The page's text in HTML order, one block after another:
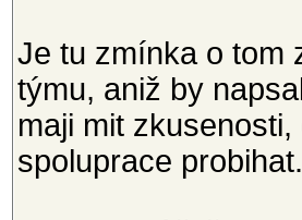
Je tu zmínka o tom
týmu, aniž by
maji mit
spoluprace probihat.